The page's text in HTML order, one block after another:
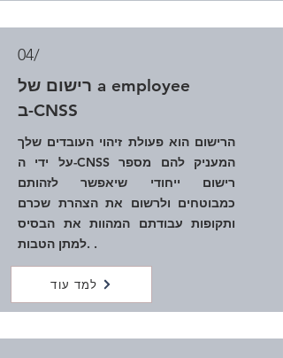
04/
רישום של a employee
ב-CNSS
הרישום הוא פעולת זיהוי העובדים שלך
על ידי ה-CNSS המעניק להם מספר
רישום ייחודי שיאפשר לזהותם
כמבוטחים ולרשום את הצהרת שכרם
ותקופות עבודתם המהוות את הבסיס
למתן הטבות. .
למד עוד